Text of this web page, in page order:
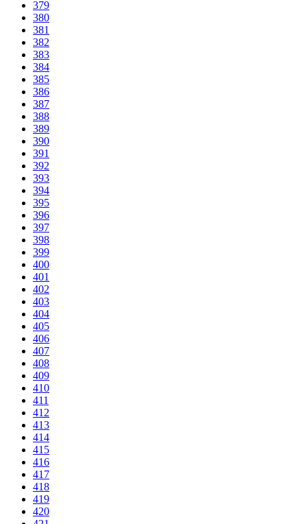
379
380
381
382
383
384
385
386
387
388
389
390
391
392
393
394
395
396
397
398
399
400
401
402
403
404
405
406
407
408
409
410
411
412
413
414
415
416
417
418
419
420